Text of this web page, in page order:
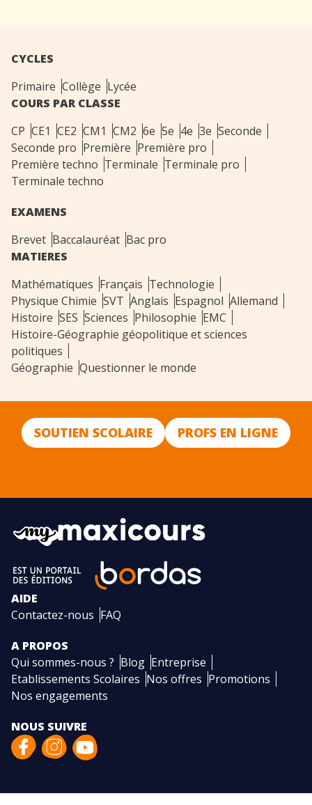
CYCLES
Primaire Collège Lycée
COURS PAR CLASSE
CP CE1 CE2 CM1 CM2 6e 5e 4e 3e Seconde
Seconde pro Première Première pro
Première techno Terminale Terminale pro
Terminale techno
EXAMENS
Brevet Baccalauréat Bac pro
MATIERES
Mathématiques Français Technologie
Physique Chimie SVT Anglais Espagnol Allemand
Histoire SES Sciences Philosophie EMC
Histoire-Géographie géopolitique et sciences
politiques
Géographie Questionner le monde
SOUTIEN SCOLAIRE PROFS EN LIGNE
AIDE
Contactez-nous FAQ
A PROPOS
Qui sommes-nous ? Blog Entreprise
Etablissements Scolaires Nos offres Promotions
Nos engagements
NOUS SUIVRE